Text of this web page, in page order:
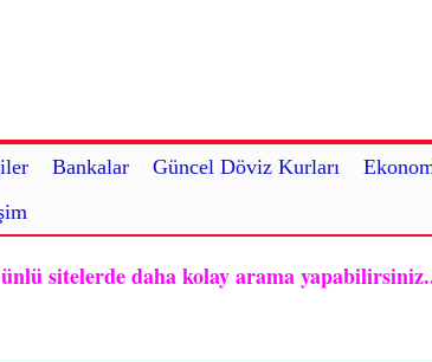
Bankalar Güncel Döviz Kurları
sitelerde daha kolay arama